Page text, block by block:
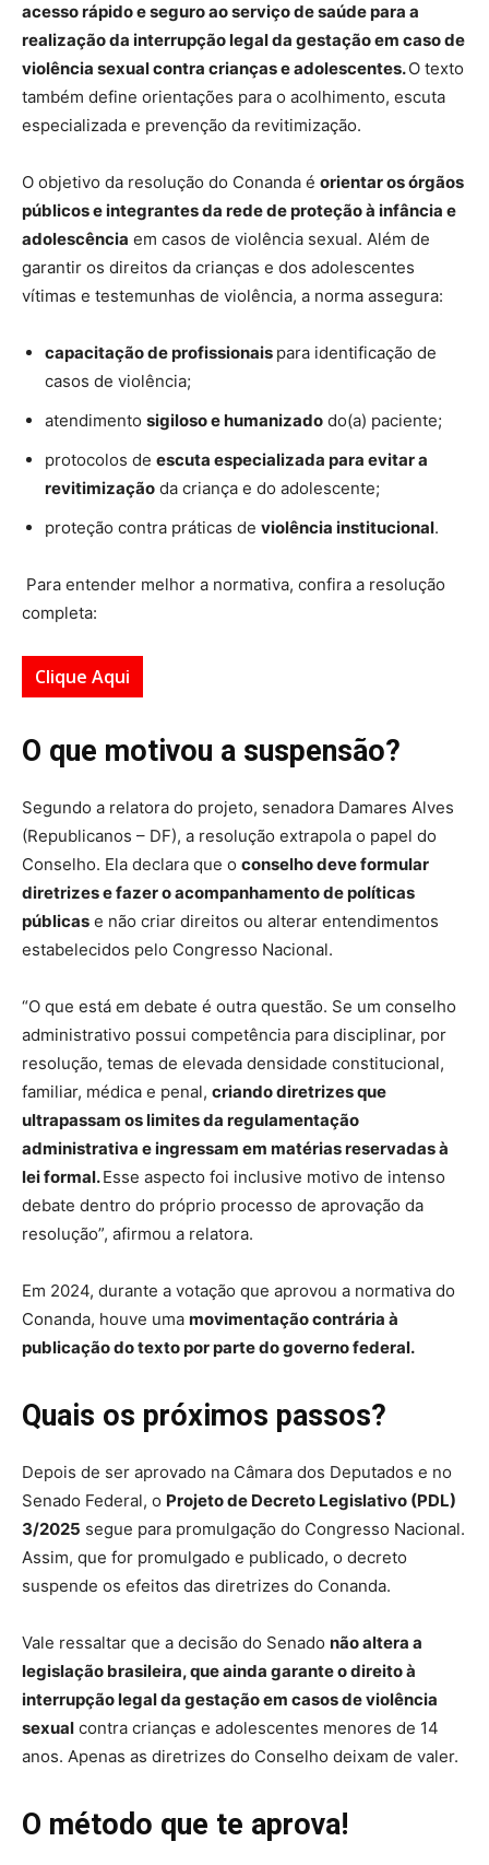
acesso rápido e seguro ao serviço de saúde para a
realização da interrupção legal da gestação em caso de
violência sexual contra crianças e adolescentes.O texto
também define orientações para o acolhimento, escuta
especializada e prevenção da revitimização.
O objetivo da resolução do Conanda é orientar os órgãos
públicos e integrantes da rede de proteção à infância e
adolescência em casos de violência sexual. Além de
garantir os direitos da crianças e dos adolescentes
vítimas e testemunhas de violência, a norma assegura:
capacitação de profissionais para identificação de
casos de violência;
atendimento sigiloso e humanizado do(a) paciente;
protocolos de escuta especializada para evitar a
revitimização da criança e do adolescente;
proteção contra práticas de violência institucional.
Para entender melhor a normativa, confira a resolução
completa:
Clique Aqui
O que motivou a suspensão?
Segundo a relatora do projeto, senadora Damares Alves
(Republicanos – DF), a resolução extrapola o papel do
Conselho. Ela declara que o conselho deve formular
diretrizes e fazer o acompanhamento de políticas
públicas e não criar direitos ou alterar entendimentos
estabelecidos pelo Congresso Nacional.
“O que está em debate é outra questão. Se um conselho
administrativo possui competência para disciplinar, por
resolução, temas de elevada densidade constitucional,
familiar, médica e penal, criando diretrizes que
ultrapassam os limites da regulamentação
administrativa e ingressam em matérias reservadas à
lei formal.Esse aspecto foi inclusive motivo de intenso
debate dentro do próprio processo de aprovação da
resolução”, afirmou a relatora.
Em 2024, durante a votação que aprovou a normativa do
Conanda, houve uma movimentação contrária à
publicação do texto por parte do governo federal.
Quais os próximos passos?
Depois de ser aprovado na Câmara dos Deputados e no
Senado Federal, o Projeto de Decreto Legislativo (PDL)
3/2025 segue para promulgação do Congresso Nacional.
Assim, que for promulgado e publicado, o decreto
suspende os efeitos das diretrizes do Conanda.
Vale ressaltar que a decisão do Senado não altera a
legislação brasileira, que ainda garante o direito à
interrupção legal da gestação em casos de violência
sexual contra crianças e adolescentes menores de 14
anos. Apenas as diretrizes do Conselho deixam de valer.
O método que te aprova!